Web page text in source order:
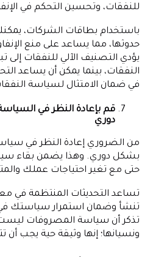
للنفقات، وتحسين التحكم في
باستخدام بطاقات الشركات،
حدوثها، مما يساعد على منع
يؤدي التصنيف الآلي للنفقات إلى
النفقات، بينما يمكن أن يساعد
في ضمان الامتثال لسياسة
قم بإعادة النظر في
دوري
من الضروري إعادة النظر في
بشكل دوري. وهذا يضمن بقاء
حتى مع تغير احتياجات عملك
تساعد التحديثات المنتظمة في
تنشأ وضمان استمرار سياستك
تذكر أن سياسة المصروفات
ونسيانها؛ إنها وثيقة حية يجب